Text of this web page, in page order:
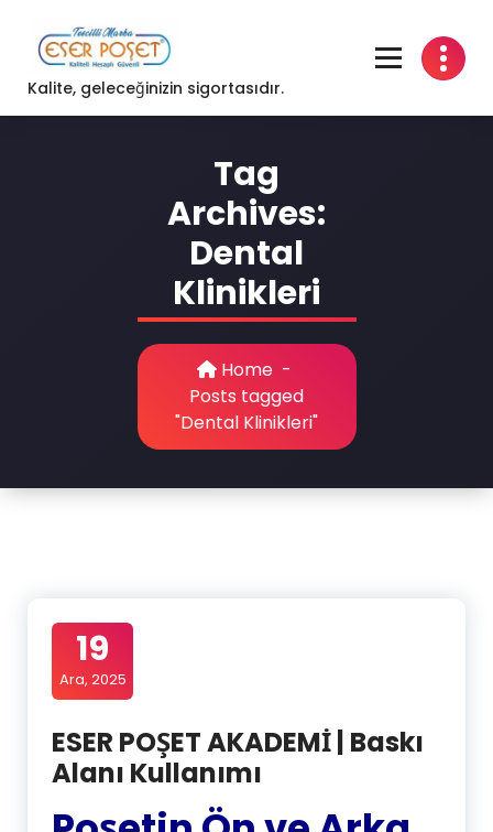
content
Kalite, geleceğinizin sigortasıdır.
Tag
Archives:
Dental
Klinikleri
Home -
Posts tagged
"Dental Klinikleri"
19
Ara, 2025
ESER POŞET AKADEMİ | Baskı
Alanı Kullanımı